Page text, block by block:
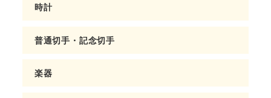
時計
普通切手・記念切手
楽器